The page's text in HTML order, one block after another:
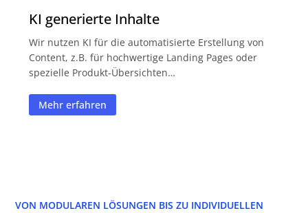
KI generierte Inhalte
Wir nutzen KI für die automatisierte Erstellung von
Content, z.B. für hochwertige Landing Pages oder
spezielle Produkt-Übersichten…
Mehr erfahren
VON MODULAREN LÖSUNGEN BIS ZU INDIVIDUELLEN